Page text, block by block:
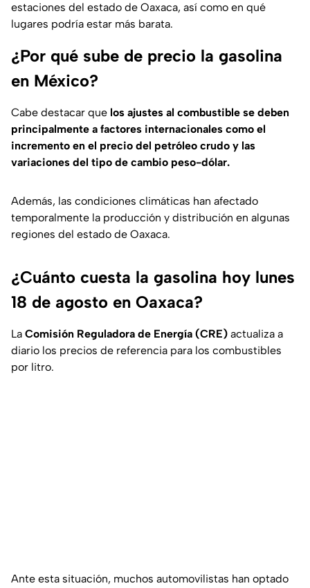
estaciones del estado de Oaxaca, así como en qué
lugares podría estar más barata.
¿Por qué sube de precio la gasolina
en México?
Cabe destacar que los ajustes al combustible se deben
principalmente a factores internacionales como el
incremento en el precio del petróleo crudo y las
variaciones del tipo de cambio peso-dólar.
Además, las condiciones climáticas han afectado
temporalmente la producción y distribución en algunas
regiones del estado de Oaxaca.
¿Cuánto cuesta la gasolina hoy lunes
18 de agosto en Oaxaca?
La Comisión Reguladora de Energía (CRE) actualiza a
diario los precios de referencia para los combustibles
por litro.
Ante esta situación, muchos automovilistas han optado